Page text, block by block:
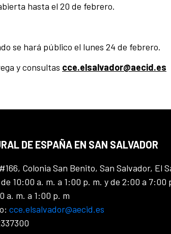
hasta el 20 de febrero.
se hará público el lunes 24 de febrero.
y consultas cce.elsalvador@aecid.es
DE ESPAÑA EN SAN SALVADOR
Colonia San Benito, San Salvador, El
10:00 a. m. a 1:00 p. m. y de 2:00 a 7:00
a. m. a 1:00 p. m
cce.elsalvador@aecid.es